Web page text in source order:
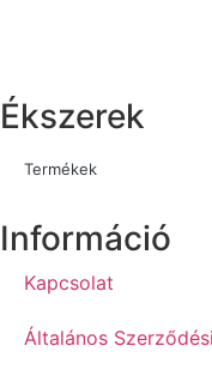
Ékszerek
Termékek
Információ
Kapcsolat
Általános